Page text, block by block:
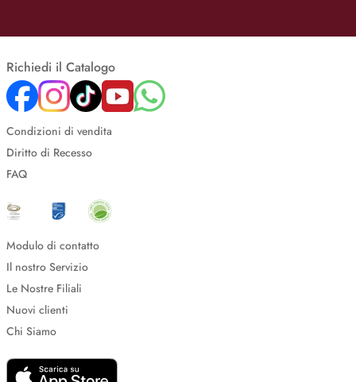
Richiedi il Catalogo
Condizioni di vendita
Diritto di Recesso
FAQ
Modulo di contatto
Il nostro Servizio
Le Nostre Filiali
Nuovi clienti
Chi Siamo